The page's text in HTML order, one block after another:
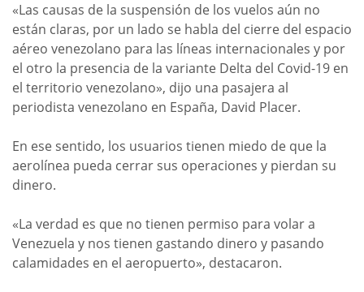
«Las causas de la suspensión de los vuelos aún no
están claras, por un lado se habla del cierre del espacio
aéreo venezolano para las líneas internacionales y por
el otro la presencia de la variante Delta del Covid-19 en
el territorio venezolano», dijo una pasajera al
periodista venezolano en España, David Placer.
En ese sentido, los usuarios tienen miedo de que la
aerolínea pueda cerrar sus operaciones y pierdan su
dinero.
«La verdad es que no tienen permiso para volar a
Venezuela y nos tienen gastando dinero y pasando
calamidades en el aeropuerto», destacaron.